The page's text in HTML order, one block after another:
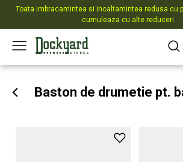
Toata imbracamintea si incaltamintea redusa cu
cumuleaza cu alte reduceri.
Baston de drumetie pt.